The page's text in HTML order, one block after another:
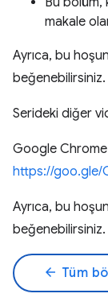
makale
Ayrıca, bu
beğenebilirsiniz.
Serideki diğer
Google
https://goo.gle/
Ayrıca, bu
beğenebilirsiniz.
arrow_back Tüm